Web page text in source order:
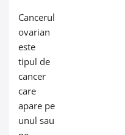
Cancerul
ovarian
este
tipul de
cancer
care
apare pe
unul sau